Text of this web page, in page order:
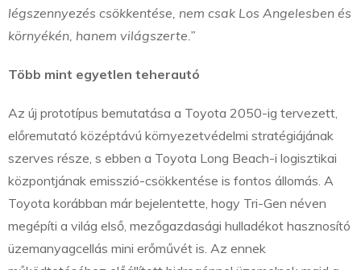
légszennyezés csökkentése, nem csak Los Angelesben és
környékén, hanem világszerte.”
Több mint egyetlen teherautó
Az új prototípus bemutatása a Toyota 2050-ig tervezett,
előremutató középtávú környezetvédelmi stratégiájának
szerves része, s ebben a Toyota Long Beach-i logisztikai
központjának emisszió-csökkentése is fontos állomás. A
Toyota korábban már bejelentette, hogy Tri-Gen néven
megépíti a világ első, mezőgazdasági hulladékot hasznosító
üzemanyagcellás mini erőművét is. Az ennek